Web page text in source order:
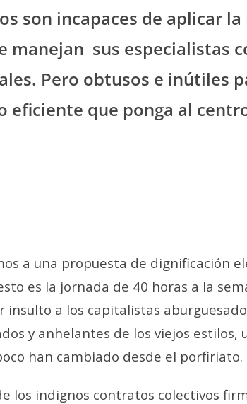
son incapaces de aplicar
manejan sus especialistas
Pero obtusos e inútiles
eficiente que ponga al
a una propuesta de dignificación
es la jornada de 40 horas a la
insulto a los capitalistas
y anhelantes de los viejos estilos,
han cambiado desde el porfiriato.
los indignos contratos colectivos